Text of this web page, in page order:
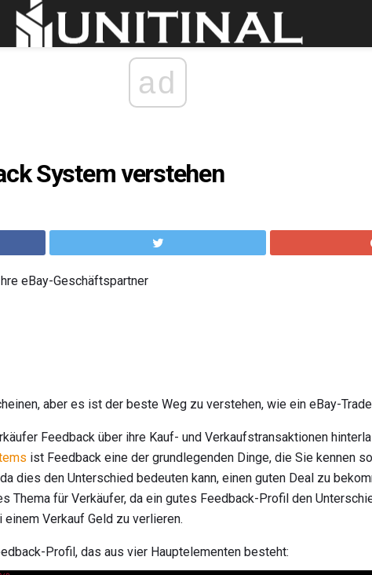
ad
System verstehen
eBay-Geschäftspartner
aber es ist der beste Weg zu verstehen, wie ein eBay-
Feedback über ihre Kauf- und Verkaufstransaktionen
ist Feedback eine der grundlegenden Dinge, die Sie kennen
dies den Unterschied bedeuten kann, einen guten Deal zu
Thema für Verkäufer, da ein gutes Feedback-Profil den
Verkauf Geld zu verlieren.
Profil, das aus vier Hauptelementen besteht: